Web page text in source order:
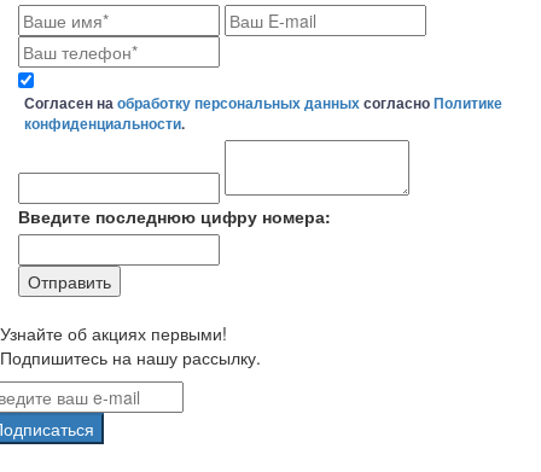
Согласен наобработку персональных данныхсогласноПолитике
конфиденциальности.
Введите последнюю цифру номера:
Узнайте об акциях первыми!
Подпишитесь на нашу рассылку.